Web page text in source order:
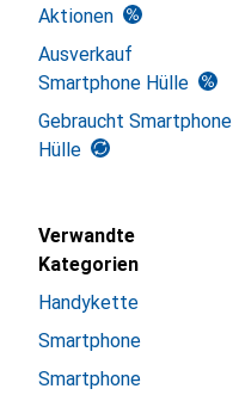
Aktionen
Ausverkauf
Smartphone Hülle
Gebraucht Smartphone
Hülle
Verwandte
Kategorien
Handykette
Smartphone
Smartphone